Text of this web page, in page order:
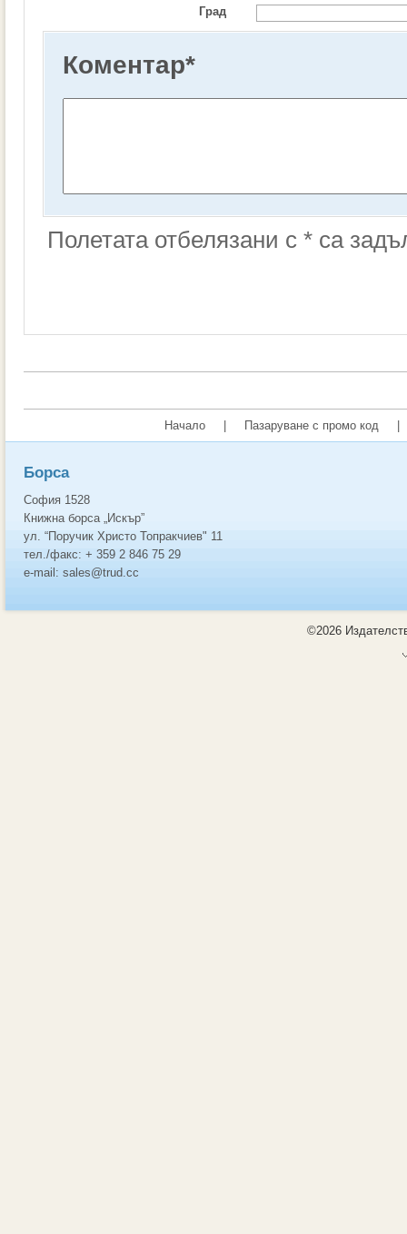
Град
Коментар*
Полетата отбелязани с * са
Начало Пазаруване с промо код
Борса
София 1528
Книжна борса „Искър”
ул. “Поручик Христо Топракчиев" 11
тел./факс: + 359 2 846 75 29
e-mail: sales@trud.cc
©2026